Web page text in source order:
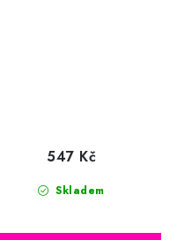
Skladem
547 Kč